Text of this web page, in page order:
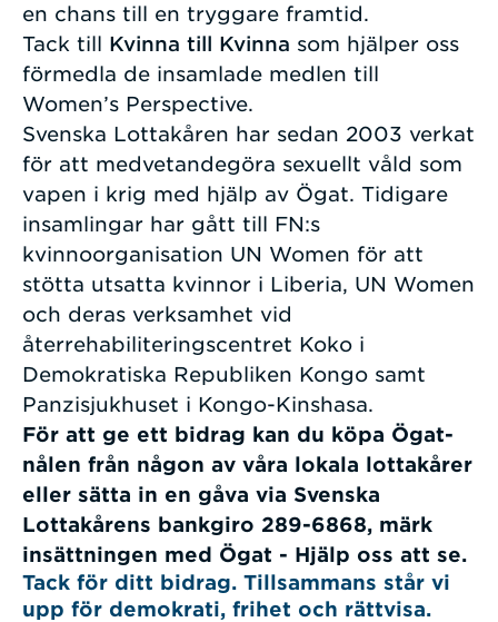
en chans till en tryggare framtid.
Tack till Kvinna till Kvinna som hjälper oss
förmedla de insamlade medlen till
Women’s Perspective.
Svenska Lottakåren har sedan 2003 verkat
för att medvetandegöra sexuellt våld som
vapen i krig med hjälp av Ögat. Tidigare
insamlingar har gått till FN:s
kvinnoorganisation UN Women för att
stötta utsatta kvinnor i Liberia, UN Women
och deras verksamhet vid
återrehabiliteringscentret Koko i
Demokratiska Republiken Kongo samt
Panzisjukhuset i Kongo-Kinshasa.
För att ge ett bidrag kan du köpa Ögat-
nålen från någon av våra lokala lottakårer
eller sätta in en gåva via Svenska
Lottakårens bankgiro 289-6868, märk
insättningen med Ögat - Hjälp oss att se.
Tack för ditt bidrag. Tillsammans står vi
upp för demokrati, frihet och rättvisa.